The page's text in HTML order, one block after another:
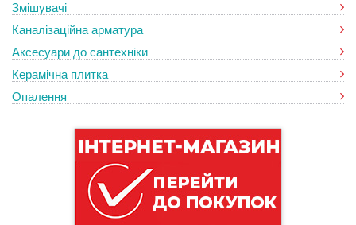
Змішувачі
Каналізаційна арматура
Аксесуари до сантехніки
Керамічна плитка
Опалення